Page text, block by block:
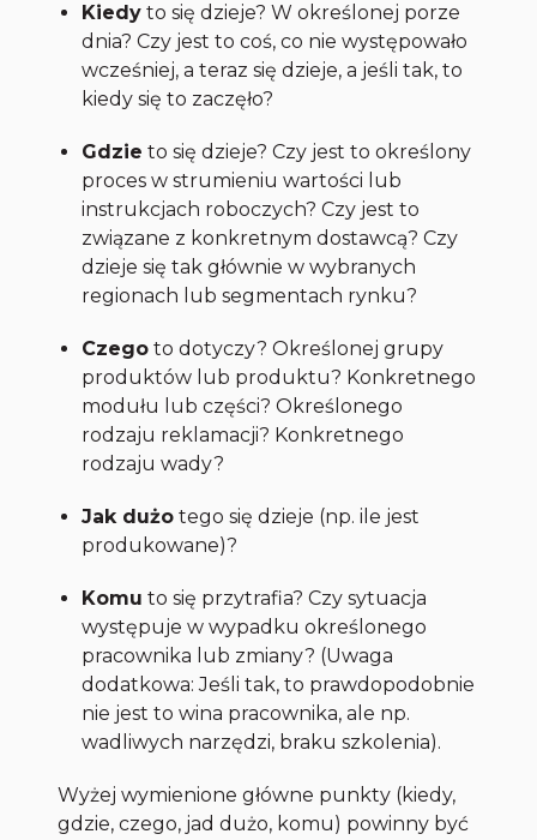
Kiedy to się dzieje? W określonej porze
dnia? Czy jest to coś, co nie występowało
wcześniej, a teraz się dzieje, a jeśli tak, to
kiedy się to zaczęło?
Gdzie to się dzieje? Czy jest to określony
proces w strumieniu wartości lub
instrukcjach roboczych? Czy jest to
związane z konkretnym dostawcą? Czy
dzieje się tak głównie w wybranych
regionach lub segmentach rynku?
Czego to dotyczy? Określonej grupy
produktów lub produktu? Konkretnego
modułu lub części? Określonego
rodzaju reklamacji? Konkretnego
rodzaju wady?
Jak dużo tego się dzieje (np. ile jest
produkowane)?
Komu to się przytrafia? Czy sytuacja
występuje w wypadku określonego
pracownika lub zmiany? (Uwaga
dodatkowa: Jeśli tak, to prawdopodobnie
nie jest to wina pracownika, ale np.
wadliwych narzędzi, braku szkolenia).
Wyżej wymienione główne punkty (kiedy,
gdzie, czego, jad dużo, komu) powinny być